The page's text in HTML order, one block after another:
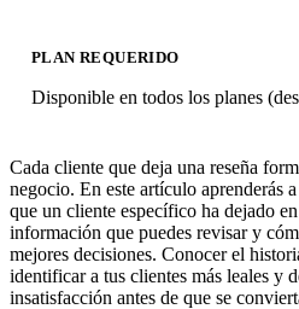
PLAN REQUERIDO
Disponible en todos los planes
Cada cliente que deja una reseña
negocio. En este artículo aprenderás
que un cliente específico ha dejado
información que puedes revisar y
mejores decisiones. Conocer el
identificar a tus clientes más leales y
insatisfacción antes de que se